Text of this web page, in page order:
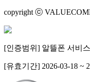
copyright ⓒ
[인증범위] 알뜰폰 서비
[유효기간] 2026-03-18 ~